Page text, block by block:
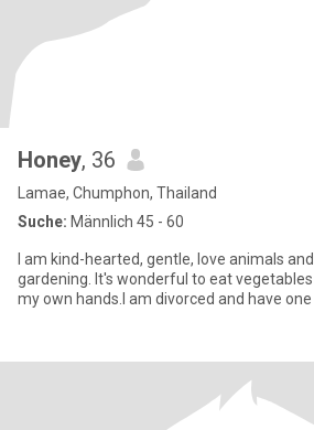
Honey​, 36
Lamae, Chumphon, Thailand
Suche: Männlich 45 - 60
I am kind-hearted, gentle, love animals
gardening. It's wonderful to eat
my own hands.I am divorced and have one